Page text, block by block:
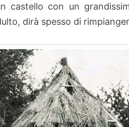
castello con un
dirà spesso di